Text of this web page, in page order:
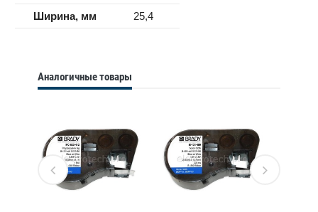
Ширина, мм
25,4
Аналогичные товары